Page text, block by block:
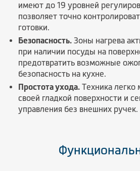
имеют до 19 уровней
позволяет точно
готовки.
Безопасность. Зоны нагрева
при наличии посуды на
предотвратить возможные
безопасность на кухне.
Простота ухода. Техника легко
своей гладкой поверхности и
управления без внешних ручек.